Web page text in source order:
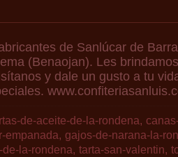
de Sanlúcar de
(Benaojan). Les
y dale un gusto a tu
de-aceite-de-la-rondena
empanada gajos-de-narana-la-
la-rondena tarta-san-valentin